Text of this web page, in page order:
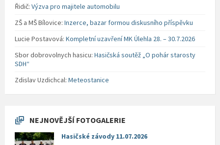
Řidič: Výzva pro majitele automobilu
ZŠ a MŠ Bílovice: Inzerce, bazar formou diskusního příspěvku
Lucie Postavová: Kompletní uzavření MK Úlehla 28. – 30.7.2026
Sbor dobrovolnych hasicu: Hasičská soutěž „O pohár starosty
SDH“
Zdislav Uzdichcal: Meteostanice
NEJNOVĚJŠÍ FOTOGALERIE
Hasičské závody 11.07.2026